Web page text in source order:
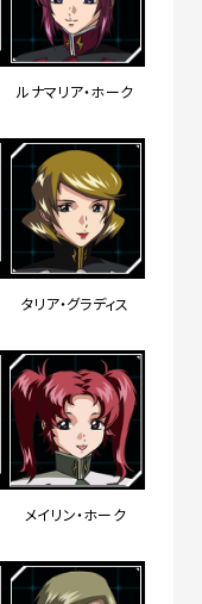
ルナマリア・ホーク
タリア・グラディス
メイリン・ホーク